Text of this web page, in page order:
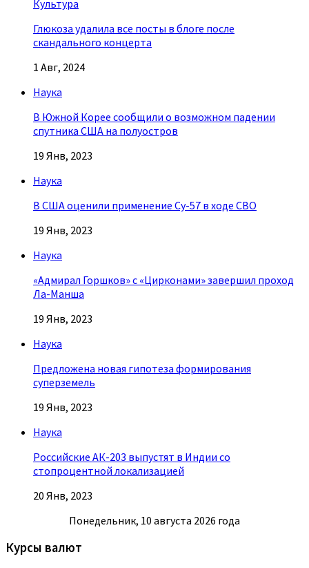
Культура
Глюкоза удалила все посты в блоге после
скандального концерта
1 Авг, 2024
Наука
В Южной Корее сообщили о возможном падении
спутника США на полуостров
19 Янв, 2023
Наука
В США оценили применение Су-57 в ходе СВО
19 Янв, 2023
Наука
«Адмирал Горшков» с «Цирконами» завершил проход
Ла-Манша
19 Янв, 2023
Наука
Предложена новая гипотеза формирования
суперземель
19 Янв, 2023
Наука
Российские АК-203 выпустят в Индии со
стопроцентной локализацией
20 Янв, 2023
Понедельник, 10 августа 2026 года
Курсы валют